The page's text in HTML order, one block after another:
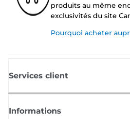
produits au même
exclusivités du site
Pourquoi acheter
Services client
Informations